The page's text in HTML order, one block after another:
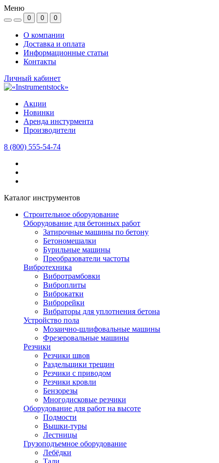
Меню
0 0 0
О компании
Доставка и оплата
Информационные статьи
Контакты
Личный кабинет
Акции
Новинки
Аренда инстурмента
Производители
8 (800) 555-54-74
Каталог инструментов
Строительное оборудование
Оборудование для бетонных работ
Затирочные машины по бетону
Бетономешалки
Бурильные машины
Преобразователи частоты
Вибротехника
Вибротрамбовки
Виброплиты
Виброкатки
Виброрейки
Вибраторы для уплотнения бетона
Устройство пола
Мозаично-шлифовальные машины
Фрезеровальные машины
Резчики
Резчики швов
Раздельщики трещин
Резчики с приводом
Резчики кровли
Бензорезы
Многодисковые резчики
Оборудование для работ на высоте
Подмости
Вышки-туры
Лестницы
Грузоподъемное оборудование
Лебёдки
Тали